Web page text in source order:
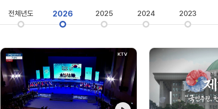
전체년도 2026 2025 2024 2023